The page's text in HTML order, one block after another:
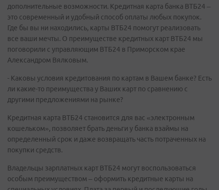
дополнительные возможности. Кредитная карта банка ВТБ24 –
это современный и удобный способ оплаты любых покупок.
Где бы вы ни находились, карты ВТБ24 помогут реализовать
все ваши мечты. О преимуществе кредитных карт ВТБ24 мы
поговорили с управляющим ВТБ24 в Приморском крае
Александром Вялковым.
- Каковы условия кредитования по картам в Вашем банке? Есть
ли какие-то преимущества у Ваших карт по сравнению с
другими предложениями на рынке?
Кредитная карта ВТБ24 становится для вас «электронным
кошельком», позволяет брать деньги у банка взаймы на
определенный срок и даже возвращать часть потраченных на
покупки средств.
Владельцы зарплатных карт ВТБ24 могут воспользоваться
особым преимуществом – оформить кредитные карты на